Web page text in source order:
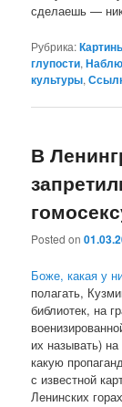
сделаешь —
Рубрика:
глупости,
культуры,
В
Posted on
Боже, какая у
полагать,
библиотек, на
их называть)
какую
с известной
Ленинских